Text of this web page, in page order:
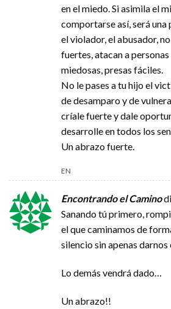
en el miedo. Si asimila el
comportarse así, será una
el violador, el abusador,
fuertes, atacan a
miedosas, presas fáciles.
No le pases a tu hijo el
de desamparo y de
críale fuerte y dale
desarrolle en todos los
Un abrazo fuerte.
EN
Encontrando el Camino
Sanando tú primero,
el que caminamos de
silencio sin apenas
Lo demás vendrá dado…
Un abrazo!!